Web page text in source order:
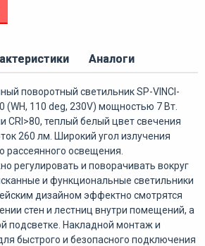
Аналоги
поворотный светильник SP-VINCI-
(WH, 110 deg, 230V) мощностью 7 Вт.
CRI>80, теплый белый цвет свечения
260 лм. Широкий угол излучения
рассеянного освещения.
регулировать и поворачивать вокруг
и функциональные светильники
дизайном эффектно смотрятся
стен и лестниц внутри помещений, а
подсветке. Накладной монтаж и
быстрого и безопасного подключения